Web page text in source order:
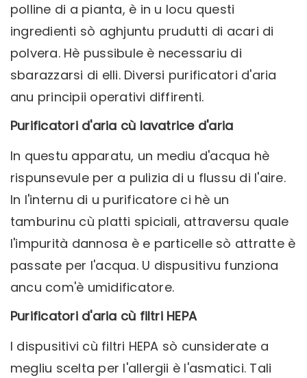
polline di a pianta, è in u locu questi
ingredienti sò aghjuntu prudutti di acari di
polvera. Hè pussibule è necessariu di
sbarazzarsi di elli. Diversi purificatori d'aria
anu principii operativi diffirenti.
Purificatori d'aria cù lavatrice d'aria
In questu apparatu, un mediu d'acqua hè
rispunsevule per a pulizia di u flussu di l'aire.
In l'internu di u purificatore ci hè un
tamburinu cù platti spiciali, attraversu quale
l'impurità dannosa è e particelle sò attratte è
passate per l'acqua. U dispusitivu funziona
ancu com'è umidificatore.
Purificatori d'aria cù filtri HEPA
I dispusitivi cù filtri HEPA sò cunsiderate a
megliu scelta per l'allergii è l'asmatici. Tali